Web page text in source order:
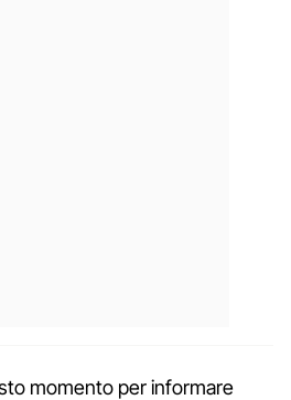
momento per informare